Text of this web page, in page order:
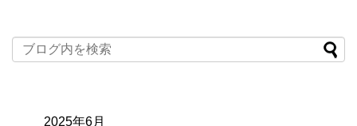
2025年6月